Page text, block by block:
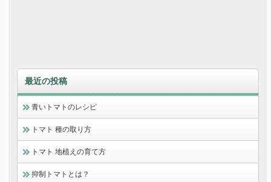
最近の投稿
青いトマトのレシピ
トマト 種の取り方
トマト 地植えの育て方
抑制トマトとは？